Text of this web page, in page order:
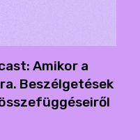
Amikor a
Beszélgetések